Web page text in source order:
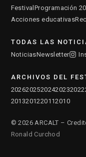
Festival Programación
Acciones educativas
TODAS LAS
NoticiasNewsletter
ARCHIVOS DEL
20262025202420232022
2013201220112010
© 2026 ARCALT –
Ronald Curchod